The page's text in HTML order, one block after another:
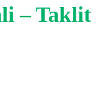
– Taklit